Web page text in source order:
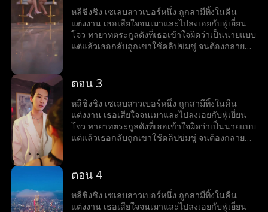
หลีชิงชิง เซเลบสาวเบอร์หนึ่ง ถูกสามีทิ้งในคืน
แต่งงาน เธอเสียใจจนเมาและไปลงเอยกับฟู่เยี่ยน
โจว ทายาทตระกูลดังที่เธอเข้าใจผิดว่าเป็นนายแบบ
แต่แล้วเธอกลับถูกเขาใช้คลิปข่มขู่ จนต้องกลายมา
ตอน 3
หลีชิงชิง เซเลบสาวเบอร์หนึ่ง ถูกสามีทิ้งในคืน
แต่งงาน เธอเสียใจจนเมาและไปลงเอยกับฟู่เยี่ยน
โจว ทายาทตระกูลดังที่เธอเข้าใจผิดว่าเป็นนายแบบ
แต่แล้วเธอกลับถูกเขาใช้คลิปข่มขู่ จนต้องกลายมา
ตอน 4
หลีชิงชิง เซเลบสาวเบอร์หนึ่ง ถูกสามีทิ้งในคืน
แต่งงาน เธอเสียใจจนเมาและไปลงเอยกับฟู่เยี่ยน